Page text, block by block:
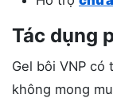
Tác dụng
Gel bôi VNP
không mong